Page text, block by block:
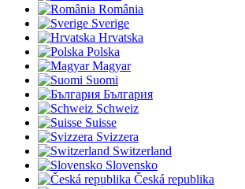
România
Sverige
Hrvatska
Polska
Magyar
Suomi
България
Schweiz
Suisse
Svizzera
Switzerland
Slovensko
Česká republika